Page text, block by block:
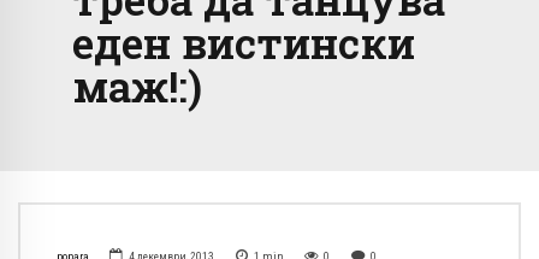
еден вистински
маж!:)
popara 4 декември, 2013 1 min 0 0